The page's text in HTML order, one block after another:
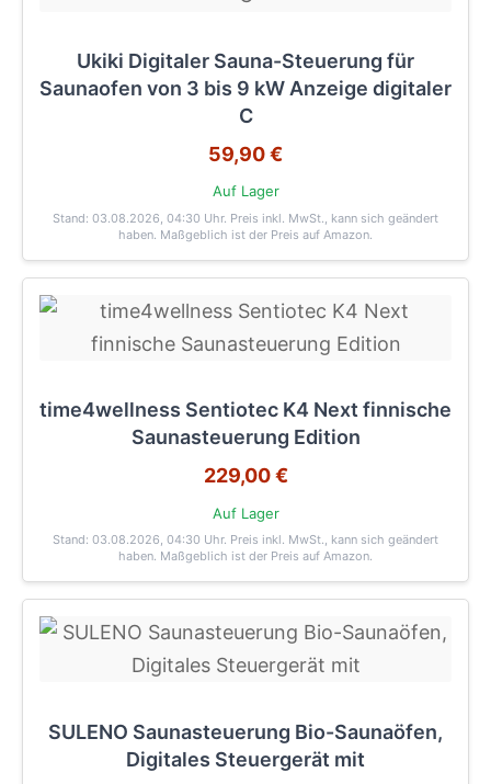
Ukiki Digitaler Sauna-Steuerung für
Saunaofen von 3 bis 9 kW Anzeige digitaler
C
59,90 €
Auf Lager
Stand: 03.08.2026, 04:30 Uhr. Preis inkl. MwSt., kann sich geändert
haben. Maßgeblich ist der Preis auf Amazon.
time4wellness Sentiotec K4 Next finnische
Saunasteuerung Edition
229,00 €
Auf Lager
Stand: 03.08.2026, 04:30 Uhr. Preis inkl. MwSt., kann sich geändert
haben. Maßgeblich ist der Preis auf Amazon.
SULENO Saunasteuerung Bio-Saunaöfen,
Digitales Steuergerät mit